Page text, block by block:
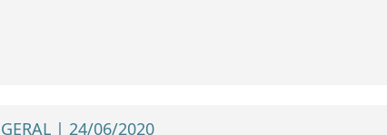
GERAL | 24/06/2020